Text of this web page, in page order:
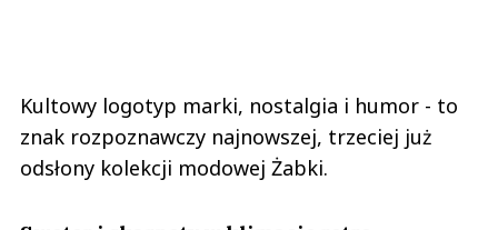
Kultowy logotyp marki, nostalgia i humor - to
znak rozpoznawczy najnowszej, trzeciej już
odsłony kolekcji modowej Żabki.